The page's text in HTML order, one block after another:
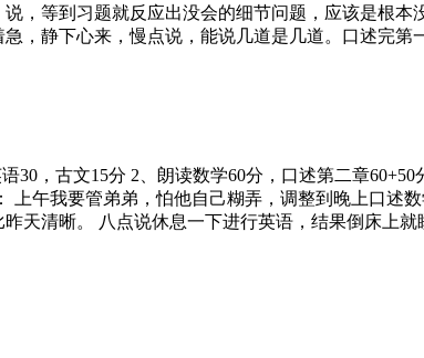
，等到习题就反应出没会的细节问题，应该是根
，静下心来，慢点说，能说几道是几道。口述完第
30，古文15分 2、朗读数学60分，口述第二章
午我要管弟弟，怕他自己糊弄，调整到晚上口述
天清晰。 八点说休息一下进行英语，结果倒床上